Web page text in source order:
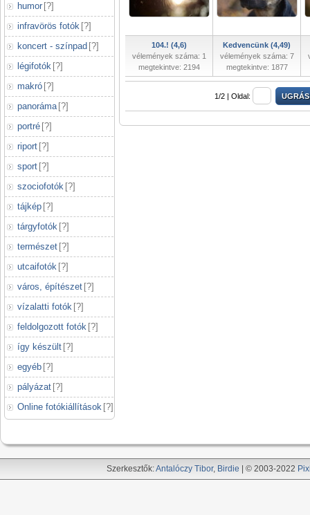
humor [?]
infravörös fotók [?]
koncert - színpad [?]
légifotók [?]
makró [?]
panoráma [?]
portré [?]
riport [?]
sport [?]
szociofotók [?]
tájkép [?]
tárgyfotók [?]
természet [?]
utcaifotók [?]
város, építészet [?]
vízalatti fotók [?]
feldolgozott fotók [?]
így készült [?]
egyéb [?]
pályázat [?]
Online fotókiállítások [?]
104.! (4,6)
vélemények száma: 1
megtekintve: 2194
Kedvencünk (4,49)
vélemények száma: 7
megtekintve: 1877
1/2 | Oldal:
Szerkesztők:Antalóczy Tibor, Birdie | © 2003-2022